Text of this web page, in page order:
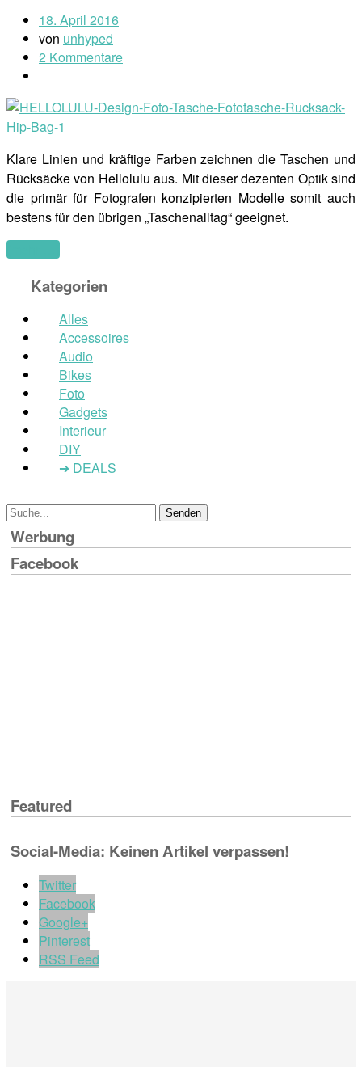
18. April 2016
von unhyped
2 Kommentare
Klare Linien und kräftige Farben zeichnen die Taschen und
Rücksäcke von Hellolulu aus. Mit dieser dezenten Optik sind
die primär für Fotografen konzipierten Modelle somit auch
bestens für den übrigen „Taschenalltag“ geeignet.
Kategorien
Alles
Accessoires
Audio
Bikes
Foto
Gadgets
Interieur
DIY
➔ DEALS
Werbung
Facebook
Featured
Social-Media: Keinen Artikel verpassen!
Twitter
Facebook
Google+
Pinterest
RSS Feed